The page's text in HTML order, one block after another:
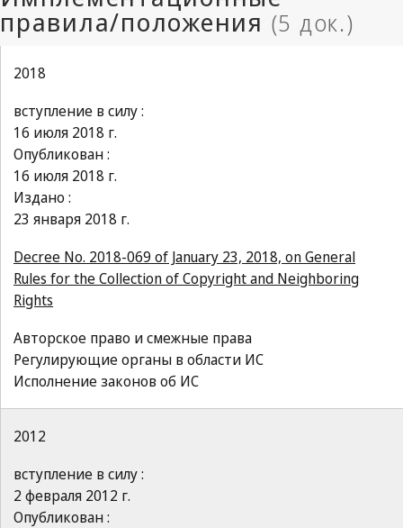
2018
вступление в силу :
16 июля 2018 г.
Опубликован :
16 июля 2018 г.
Издано :
23 января 2018 г.
Decree No. 2018-069 of January 23, 2018, on General
Rules for the Collection of Copyright and Neighboring
Rights
Авторское право и смежные права
Регулирующие органы в области ИС
Исполнение законов об ИС
2012
вступление в силу :
2 февраля 2012 г.
Опубликован :